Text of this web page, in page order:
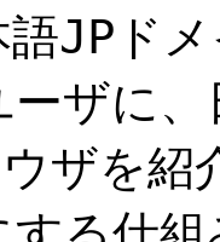
語JPド
ーザに
ウザを